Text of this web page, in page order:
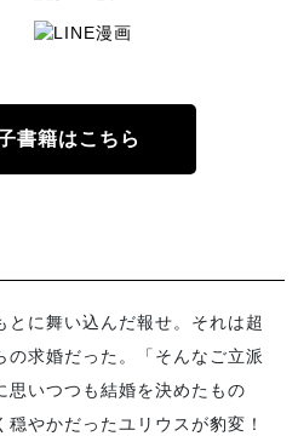
書籍はこちら
に舞い込んだ報せ。それは超
の求婚だった。「そんなご立派
思いつつも結婚を決めたもの
やかだったユリウスが豹変！